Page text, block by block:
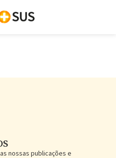
nossas publicações e